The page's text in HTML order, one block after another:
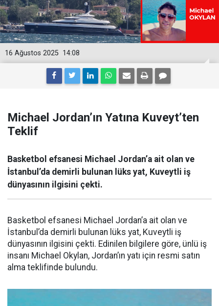
14:08
16 Ağustos 2025
Michael Jordan’ın Yatına Kuveyt’ten
Teklif
Basketbol efsanesi Michael Jordan’a ait olan ve
İstanbul’da demirli bulunan lüks yat, Kuveytli iş
dünyasının ilgisini çekti.
Basketbol efsanesi Michael Jordan’a ait olan ve
İstanbul’da demirli bulunan lüks yat, Kuveytli iş
dünyasının ilgisini çekti. Edinilen bilgilere göre, ünlü iş
insanı Michael Okylan, Jordan’ın yatı için resmi satın
alma teklifinde bulundu.